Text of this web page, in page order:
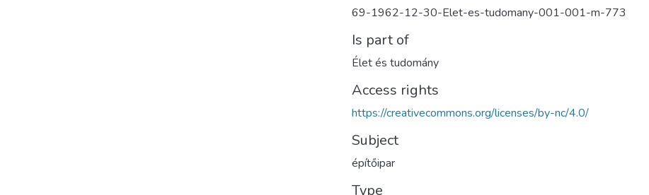
69-1962-12-30-Elet-es-tudomany-001-001-m-773
Is part of
Élet és tudomány
Access rights
https://creativecommons.org/licenses/by-nc/4.0/
Subject
építőipar
Type